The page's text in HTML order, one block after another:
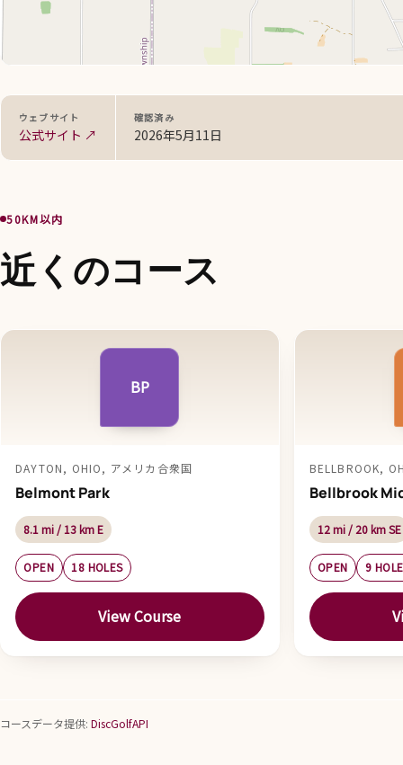
ウェブサイト
公式サイト ↗
確認済み
2026年5月11日
50KM以内
近くのコース
BP
DAYTON, OHIO, アメリカ合衆国
Belmont Park
8.1 mi / 13 km E
OPEN 18 HOLES
View Course
BELLBROOK,
Bellbrook
12 mi / 20 km SE
OPEN 9
コースデータ提供: DiscGolfAPI